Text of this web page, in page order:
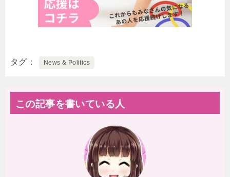
タグ News & Politics
この記事を書いている人